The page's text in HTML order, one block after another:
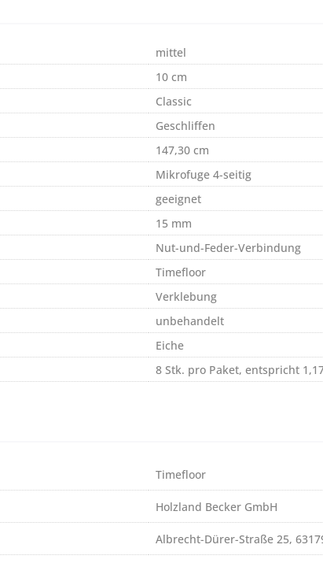
mittel
10 cm
Classic
Geschliffen
147,30 cm
Mikrofuge 4-seitig
geeignet
15 mm
Nut-und-Feder-Verbindung
Timefloor
Verklebung
unbehandelt
Eiche
8 Stk. pro Paket, entspricht
Timefloor
Holzland Becker GmbH
Albrecht-Dürer-Straße 25,